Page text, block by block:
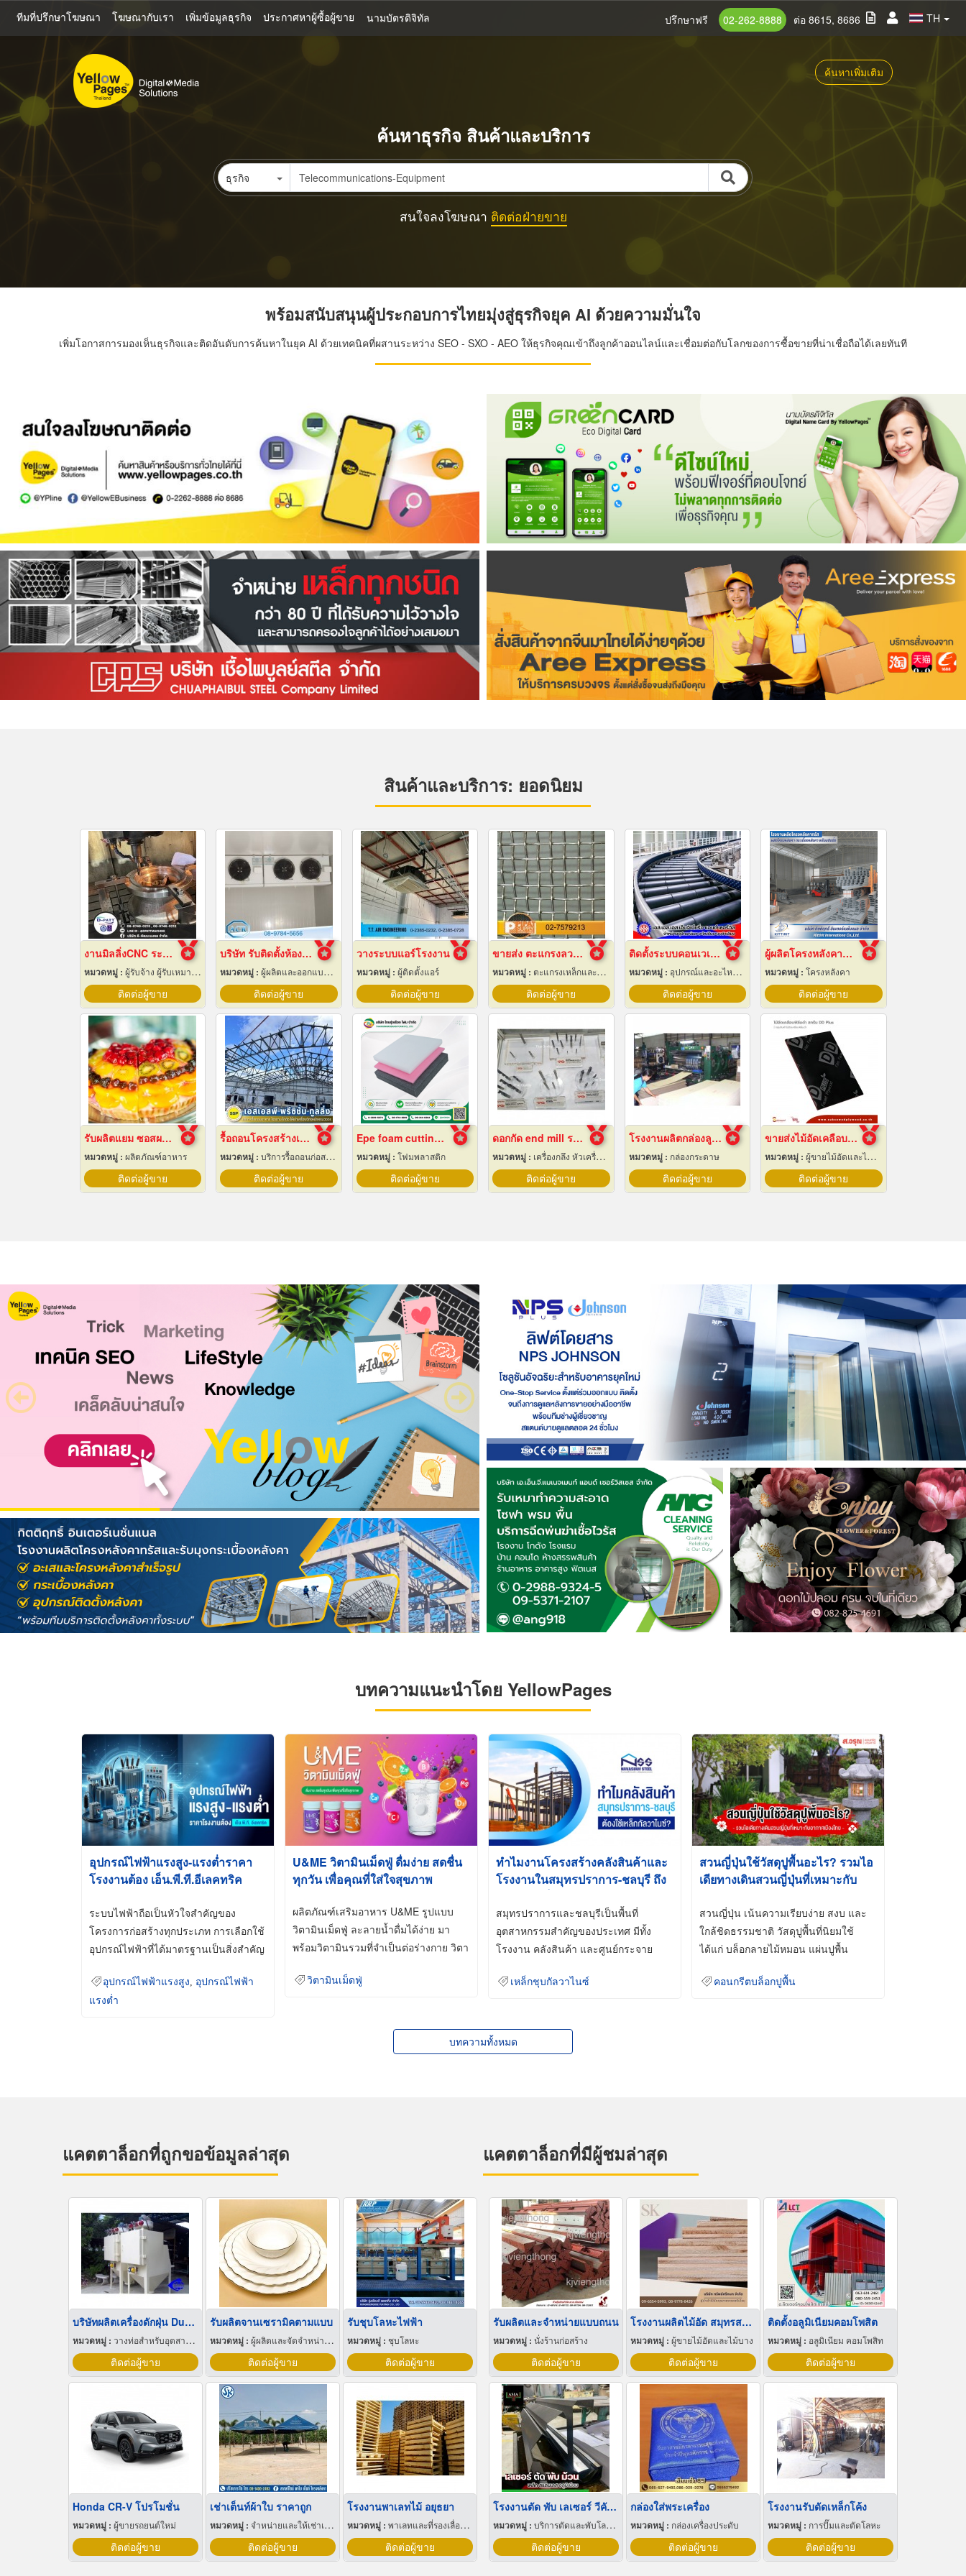
หลัก
ทีมที่ปรึกษาโฆษณา โฆษณากับเรา เพิ่มข้อมูลธุรกิจ ประกาศหาผู้ซื้อผู้ขาย นามบัตรดิจิทัล TH
ปรึกษาฟรี 02-262-8888 ต่อ 8615, 8686
ค้นหาเพิ่มเติม
ค้นหาธุรกิจ สินค้าและบริการ
ธุรกิจ
สนใจลงโฆษณา ติดต่อฝ่ายขาย
พร้อมสนับสนุนผู้ประกอบการไทยมุ่งสู่ธุรกิจยุค AI ด้วยความมั่นใจ
เพิ่มโอกาสการมองเห็นธุรกิจและติดอันดับการค้นหาในยุค AI ด้วยเทคนิคที่ผสานระหว่าง SEO - SXO - AEO ให้ธุรกิจคุณเข้าถึงลูกค้าออนไลน์และเชื่อมต่อกับโลกของการซื้อขายที่น่าเชื่อถือได้เลยทันที
สินค้าและบริการ: ยอดนิยม
งานมิลลิ่งCNC ระยอง
หมวดหมู่ : ผู้รับจ้าง ผู้รับเหมากลึง
ติดต่อผู้ขาย
บริษัท รับติดตั้งห้องเย็น
หมวดหมู่ : ผู้ผลิตและออกแบบติดตั้งห้องเย็น
ติดต่อผู้ขาย
วางระบบแอร์โรงงาน
หมวดหมู่ : ผู้ติดตั้งแอร์
ติดต่อผู้ขาย
ขายส่ง ตะแกรงลวดสานสแตนเลส
หมวดหมู่ : ตะแกรงเหล็กและลวดตาข่าย
ติดต่อผู้ขาย
ติดตั้งระบบคอนเวเยอร์ (conveyor)
หมวดหมู่ : อุปกรณ์และอะไหล่เครื่องลำเลียงวัสดุ
ติดต่อผู้ขาย
ผู้ผลิตโครงหลังคาสำเร็จรูป
หมวดหมู่ : โครงหลังคา
ติดต่อผู้ขาย
รับผลิตแยม ซอสผลไม้
หมวดหมู่ : ผลิตภัณฑ์อาหาร
ติดต่อผู้ขาย
รื้อถอนโครงสร้างเหล็ก สมุทรปราการ
หมวดหมู่ : บริการรื้อถอนก่อสร้าง
ติดต่อผู้ขาย
Epe foam cutting Pad
หมวดหมู่ : โฟมพลาสติก
ติดต่อผู้ขาย
ดอกกัด end mill ราคาส่ง
หมวดหมู่ : เครื่องกลึง หัวเครื่องและอุปกรณ์
ติดต่อผู้ขาย
โรงงานผลิตกล่องลูกฟูก
หมวดหมู่ : กล่องกระดาษ
ติดต่อผู้ขาย
ขายส่งไม้อัดเคลือบฟิล์มดำ
หมวดหมู่ : ผู้ขายไม้อัดและไม้บาง
ติดต่อผู้ขาย
บทความแนะนำโดย YellowPages
อุปกรณ์ไฟฟ้าแรงสูง-แรงต่ำราคา
โรงงานต้อง เอ็น.พี.ที.อีเลคทริค
ระบบไฟฟ้าถือเป็นหัวใจสำคัญของ
โครงการก่อสร้างทุกประเภท การเลือกใช้
อุปกรณ์ไฟฟ้าที่ได้มาตรฐานเป็นสิ่งสำคัญ
อุปกรณ์ไฟฟ้าแรงสูง
อุปกรณ์ไฟฟ้า
แรงต่ำ
U&ME วิตามินเม็ดฟู่ ดื่มง่าย สดชื่น
ทุกวัน เพื่อคุณที่ใส่ใจสุขภาพ
ผลิตภัณฑ์เสริมอาหาร U&ME รูปแบบ
วิตามินเม็ดฟู่ ละลายน้ำดื่มได้ง่าย มา
พร้อมวิตามินรวมที่จำเป็นต่อร่างกาย วิตา
วิตามินเม็ดฟู่
ทำไมงานโครงสร้างคลังสินค้าและ
โรงงานในสมุทรปราการ-ชลบุรี ถึง
Galvanized)
สมุทรปราการและชลบุรีเป็นพื้นที่
อุตสาหกรรมสำคัญของประเทศ มีทั้ง
โรงงาน คลังสินค้า และศูนย์กระจาย
เหล็กชุบกัลวาไนซ์
สวนญี่ปุ่นใช้วัสดุปูพื้นอะไร? รวมไอ
เดียทางเดินสวนญี่ปุ่นที่เหมาะกับ
สวนญี่ปุ่น เน้นความเรียบง่าย สงบ และ
ใกล้ชิดธรรมชาติ วัสดุปูพื้นที่นิยมใช้
ได้แก่ บล็อกลายไม้หมอน แผ่นปูพื้น
คอนกรีตบล็อกปูพื้น
บทความทั้งหมด
แคตตาล็อกที่ถูกขอข้อมูลล่าสุด
บริษัทผลิตเครื่องดักฝุ่น Dust Collector
หมวดหมู่ : วางท่อสำหรับอุตสาหกรรมท่อ
ติดต่อผู้ขาย
รับผลิตจานเซรามิคตามแบบ
หมวดหมู่ : ผู้ผลิตและจัดจำหน่ายกระเบื้องเซรามิก
ติดต่อผู้ขาย
รับชุบโลหะไฟฟ้า
หมวดหมู่ : ชุบโลหะ
ติดต่อผู้ขาย
Honda CR-V โปรโมชั่น
หมวดหมู่ : ผู้ขายรถยนต์ใหม่
ติดต่อผู้ขาย
เช่าเต็นท์ผ้าใบ ราคาถูก
หมวดหมู่ : จำหน่ายและให้เช่าเต็นท์
ติดต่อผู้ขาย
โรงงานพาเลทไม้ อยุธยา
หมวดหมู่ :พาเลทและที่รองเลื่อนกะบะ
ติดต่อผู้ขาย
แคตตาล็อกที่มีผู้ชมล่าสุด
รับผลิตและจำหน่ายแบบถนน
หมวดหมู่ : นั่งร้านก่อสร้าง
ติดต่อผู้ขาย
โรงงานผลิตไม้อัด สมุทรสาคร
หมวดหมู่ : ผู้ขายไม้อัดและไม้บาง
ติดต่อผู้ขาย
ติดตั้งอลูมิเนียมคอมโพสิต
หมวดหมู่ : อลูมิเนียม คอมโพสิท
ติดต่อผู้ขาย
โรงงานตัด พับ เลเซอร์ วีคัท ชลบุรี
หมวดหมู่ : บริการตัดและพับโลหะด้วยเลเซอร์
ติดต่อผู้ขาย
กล่องใส่พระเครื่อง
หมวดหมู่ : กล่องเครื่องประดับ
ติดต่อผู้ขาย
โรงงานรับดัดเหล็กโค้ง
หมวดหมู่ : การปั๊มและตัดโลหะ
ติดต่อผู้ขาย